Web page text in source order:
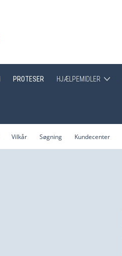
PROTESER HJÆLPEMIDLER
Hjælpemidler generelt
Vilkår Søgning Kundecenter